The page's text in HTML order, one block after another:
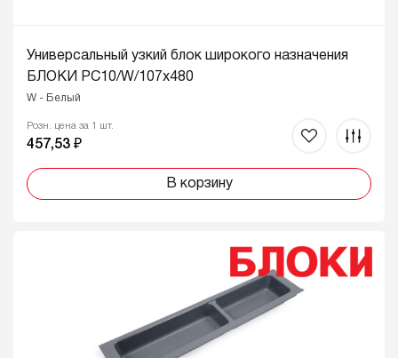
Универсальный узкий блок широкого назначения
БЛОКИ PC10/W/107x480
W - Белый
Розн. цена за 1 шт.
457,53 ₽
В корзину